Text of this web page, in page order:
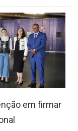
em firmar